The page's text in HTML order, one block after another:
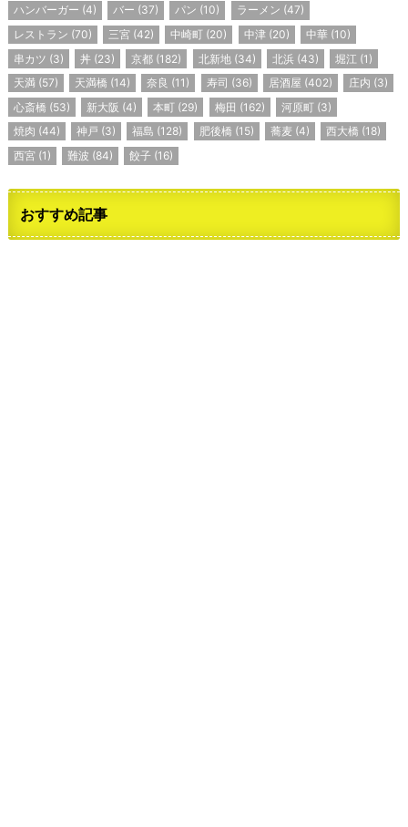
ハンバーガー (4) バー (37) パン (10) ラーメン (47)
レストラン (70) 三宮 (42) 中崎町 (20) 中津(20) 中華(10)
串カツ (3) 丼 (23) 京都 (182) 北新地(34) 北浜(43) 堀江 (1)
天満 (57) 天満橋 (14) 奈良 (11) 寿司 (36) 居酒屋 (402) 庄内 (3)
心斎橋 (53) 新大阪 (4) 本町 (29) 梅田 (162) 河原町 (3)
焼肉 (44) 神戸 (3) 福島 (128) 肥後橋 (15) 蕎麦(4) 西大橋 (18)
西宮(1) 難波 (84) 餃子 (16)
おすすめ記事